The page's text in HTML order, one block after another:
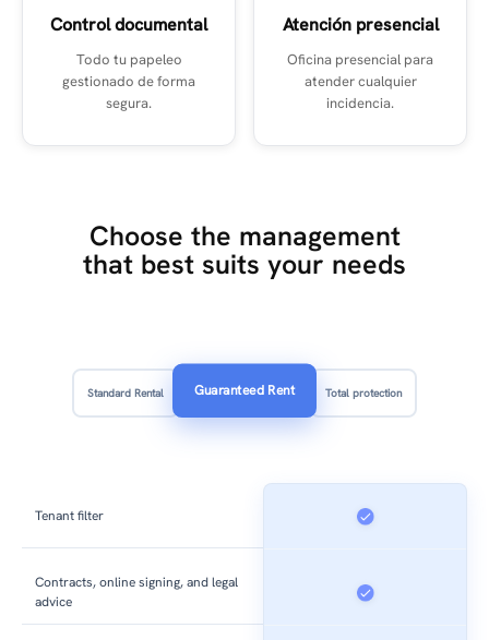
Control documental
Todo tu papeleo
gestionado de forma
segura.
Atención presencial
Oficina presencial para
atender cualquier
incidencia.
Choose the management
that best suits your needs
Standard Rental Guaranteed Rent Total protection
Tenant filter
Contracts, online signing, and legal
advice